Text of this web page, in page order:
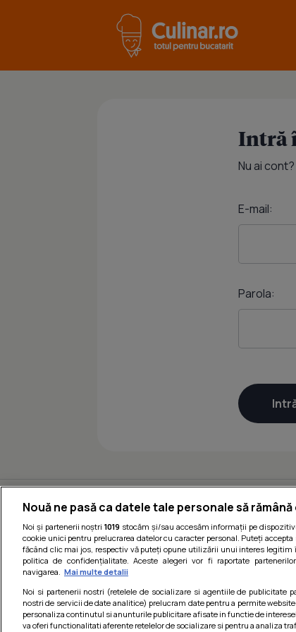
Intră
Nu ai cont?
E-mail:
Parola:
Termeni si
Nouă ne pasă ca datele tale personale să
Noi și partenerii noștri1019 stocăm și/sau accesăm informații pe
cookie unici pentru prelucrarea datelor cu caracter personal. Puteți
făcând clic mai jos, respectiv vă puteți opune utilizării unui interes legitim
politica de confidențialitate. Aceste alegeri vor fi raportate
navigarea. Mai multe detalii
Noi si partenerii nostri (retelele de socializare si agentiile de publicitate
nostri de servicii de date analitice) prelucram date pentru a permite
personaliza continutul si anunturile publicitare afisate in functie de
va oferi functionalitati aferente retelelor de socializare si pentru a analiza